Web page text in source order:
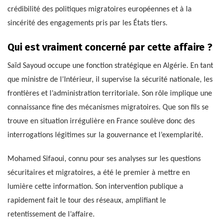
crédibilité des politiques migratoires européennes et à la
sincérité des engagements pris par les États tiers.
Qui est vraiment concerné par cette affaire ?
Saïd Sayoud occupe une fonction stratégique en Algérie. En tant
que ministre de l’Intérieur, il supervise la sécurité nationale, les
frontières et l’administration territoriale. Son rôle implique une
connaissance fine des mécanismes migratoires. Que son fils se
trouve en situation irrégulière en France soulève donc des
interrogations légitimes sur la gouvernance et l’exemplarité.
Mohamed Sifaoui, connu pour ses analyses sur les questions
sécuritaires et migratoires, a été le premier à mettre en
lumière cette information. Son intervention publique a
rapidement fait le tour des réseaux, amplifiant le
retentissement de l’affaire.